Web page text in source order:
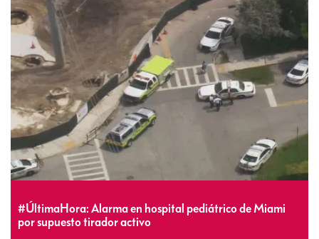
#ÚltimaHora: Alarma en hospital pediátrico de Miami
por supuesto tirador activo